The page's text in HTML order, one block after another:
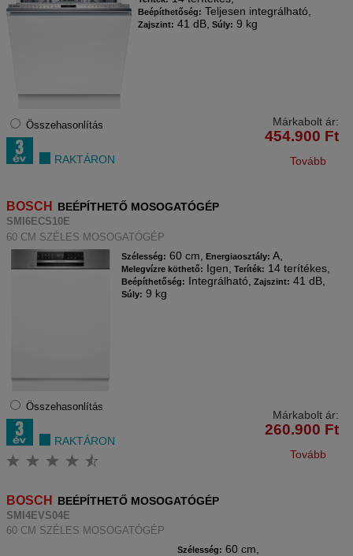
Beépíthetőség: Teljesen integrálható,
Zajszint: 41 dB, Súly: 9 kg
Összehasonlítás
RAKTÁRON
Márkabolt ár:
454.900 Ft
Tovább
BOSCH BEÉPÍTHETŐ MOSOGATÓGÉP
SMI6ECS10E
60 CM SZÉLES MOSOGATÓGÉP
Szélesség: 60 cm, Energiaosztály: A,
Melegvízre köthető: Igen, Teríték: 14 terítékes,
Beépíthetőség: Integrálható, Zajszint: 41 dB,
Súly: 9 kg
Összehasonlítás
RAKTÁRON
Márkabolt ár:
260.900 Ft
Tovább
BOSCH BEÉPÍTHETŐ MOSOGATÓGÉP
SMI4EVS04E
60 CM SZÉLES MOSOGATÓGÉP
Szélesség: 60 cm,